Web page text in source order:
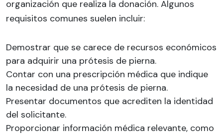
organización que realiza la donación. Algunos
requisitos comunes suelen incluir:
Demostrar que se carece de recursos económicos
para adquirir una prótesis de pierna.
Contar con una prescripción médica que indique
la necesidad de una prótesis de pierna.
Presentar documentos que acrediten la identidad
del solicitante.
Proporcionar información médica relevante, como